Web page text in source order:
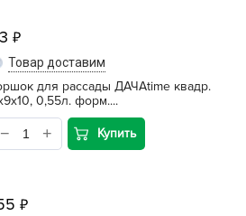
Товар доставим
для рассады ДАЧАtime квадр.
0,55л. форм....
Купить